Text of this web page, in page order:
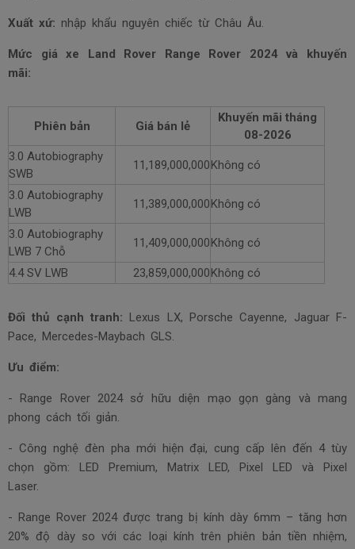
Xuất xứ: nhập khẩu nguyên chiếc từ Châu Âu.
Mức giá xe Land Rover Range Rover 2024 và khuyến
mãi:
Phiên bản Giá bán lẻ
Khuyến mãi tháng
08-2026
3.0 Autobiography
SWB
11,189,000,000Không có
3.0 Autobiography
LWB
11,389,000,000Không có
3.0 Autobiography
LWB 7 Chỗ
11,409,000,000Không có
4.4 SV LWB 23,859,000,000Không có
Đối thủ cạnh tranh: Lexus LX, Porsche Cayenne, Jaguar F-
Pace, Mercedes-Maybach GLS.
Ưu điểm:
- Range Rover 2024 sở hữu diện mạo gọn gàng và mang
phong cách tối giản.
- Công nghệ đèn pha mới hiện đại, cung cấp lên đến 4 tùy
chọn gồm: LED Premium, Matrix LED, Pixel LED và Pixel
Laser.
- Range Rover 2024 được trang bị kính dày 6mm – tăng hơn
20% độ dày so với các loại kính trên phiên bản tiền nhiệm,